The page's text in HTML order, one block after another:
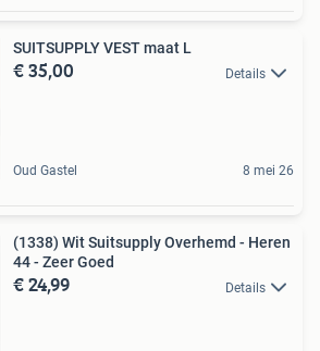
SUITSUPPLY VEST maat L
€ 35,00 Details
Oud Gastel 8 mei 26
(1338) Wit Suitsupply Overhemd - Heren
44 - Zeer Goed
€ 24,99 Details